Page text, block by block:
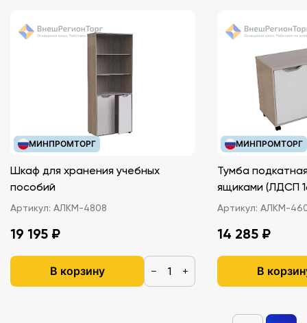
МИНПРОМТОРГ
Шкаф для хранения учебных
пособий
Артикул: АЛКМ-4808
19 195 ₽
В корзину − +
МИНПРОМТОРГ
Тумба
ящиками
Артикул: АЛКМ-
14 285 ₽
В